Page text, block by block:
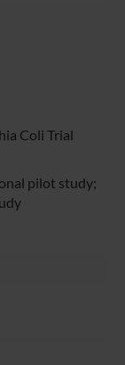
Coli Trial
pilot study;